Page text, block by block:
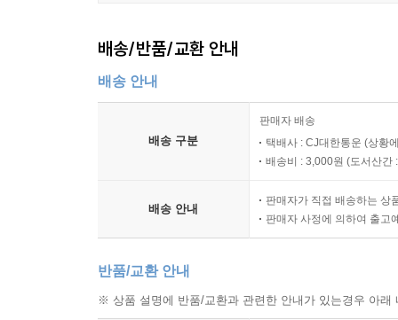
배송/반품/교환 안내
배송 안내
배송 구분
판매자 배송
택배사 : CJ대한통운 (상황
배송비 : 3,000원 (도서산간
배송 안내
판매자가 직접 배송하는 상
판매자 사정에 의하여 출고
반품/교환 안내
※ 상품 설명에 반품/교환과 관련한 안내가 있는경우 아